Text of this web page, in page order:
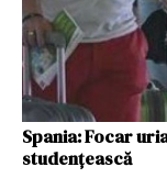
Spania: Focar
studenţească